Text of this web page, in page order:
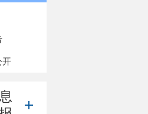
开